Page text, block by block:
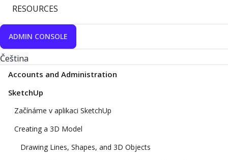
RESOURCES
ADMIN CONSOLE
Čeština
Accounts and Administration
SketchUp
Začínáme v aplikaci SketchUp
Creating a 3D Model
Drawing Lines, Shapes, and 3D Objects